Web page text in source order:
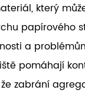
který
papírového
a
pomáhají
zabrání